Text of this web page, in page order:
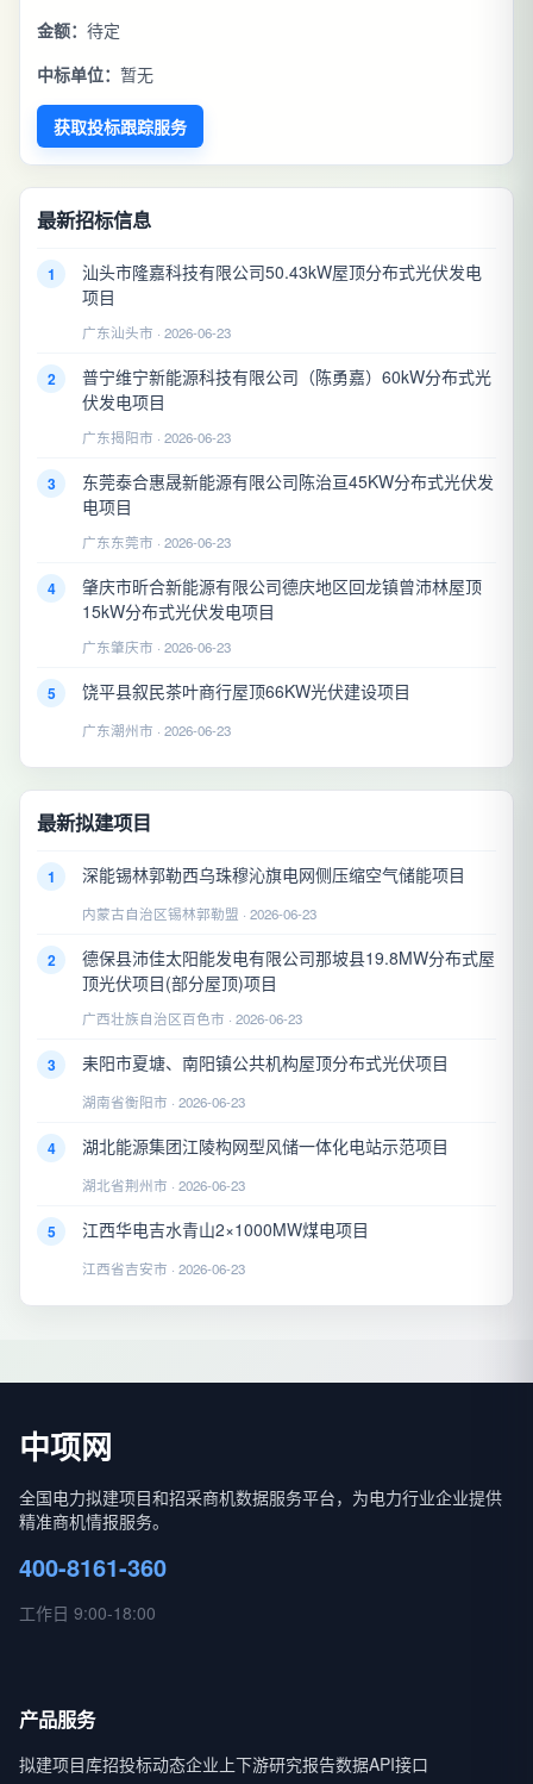
金额： 待定
中标单位： 暂无
获取投标跟踪服务
最新招标信息
1
汕头市隆嘉科技有限公司50.43kW屋顶分布式光伏发电
项目
广东汕头市 · 2026-06-23
2
普宁维宁新能源科技有限公司（陈勇嘉）60kW分布式光
伏发电项目
广东揭阳市 · 2026-06-23
3
东莞泰合惠晟新能源有限公司陈治亘45KW分布式光伏发
电项目
广东东莞市 · 2026-06-23
4
肇庆市昕合新能源有限公司德庆地区回龙镇曾沛林屋顶
15kW分布式光伏发电项目
广东肇庆市 · 2026-06-23
5 饶平县叙民茶叶商行屋顶66KW光伏建设项目
广东潮州市 · 2026-06-23
最新拟建项目
1 深能锡林郭勒西乌珠穆沁旗电网侧压缩空气储能项目
内蒙古自治区锡林郭勒盟 · 2026-06-23
2
德保县沛佳太阳能发电有限公司那坡县19.8MW分布式屋
顶光伏项目(部分屋顶)项目
广西壮族自治区百色市 · 2026-06-23
3 耒阳市夏塘、南阳镇公共机构屋顶分布式光伏项目
湖南省衡阳市 · 2026-06-23
4 湖北能源集团江陵构网型风储一体化电站示范项目
湖北省荆州市 · 2026-06-23
5 江西华电吉水青山2×1000MW煤电项目
江西省吉安市 · 2026-06-23
中项网
全国电力拟建项目和招采商机数据服务平台，为电力行业企业提供
精准商机情报服务。
400-8161-360
工作日 9:00-18:00
产品服务
拟建项目库招投标动态企业上下游研究报告数据API接口